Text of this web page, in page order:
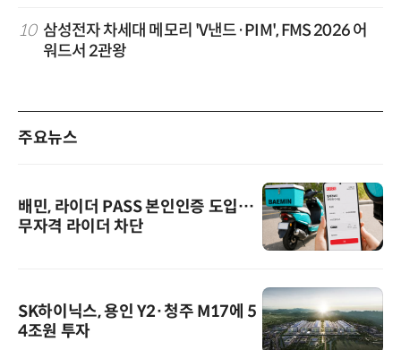
10 삼성전자 차세대 메모리 'V낸드·PIM', FMS 2026 어
워드서 2관왕
주요뉴스
배민, 라이더 PASS 본인인증 도입…
무자격 라이더 차단
SK하이닉스, 용인 Y2·청주 M17에 5
4조원 투자